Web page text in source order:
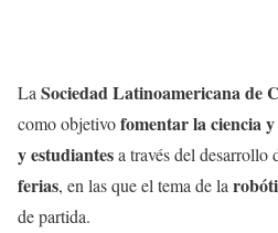
La Sociedad Latinoamericana de
como objetivofomentar la ciencia
y estudiantesa través del desarrollo
ferias, en las que el tema de la
de partida.